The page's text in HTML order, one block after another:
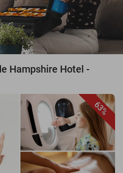
Hampshire Hotel -
63%